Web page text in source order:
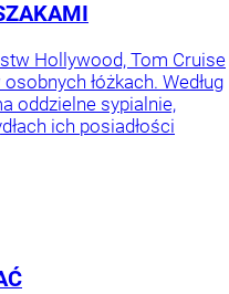
Hollywood, Tom Cruise
łóżkach. Według
oddzielne sypialnie,
ich posiadłości